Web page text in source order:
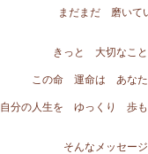
まだまだ 磨いて
きっと 大切なこ
この命 運命は あな
自分の人生を ゆっくり 歩
そんなメッセー